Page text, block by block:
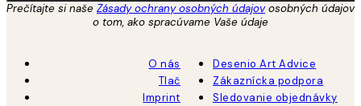
Prečítajte si naše Zásady ochrany osobných údajovosobných údajov
o tom, ako spracúvame Vaše údaje
O nás
Tlač
Imprint
Desenio Art Advice
Zákaznícka podpora
Sledovanie objednávky